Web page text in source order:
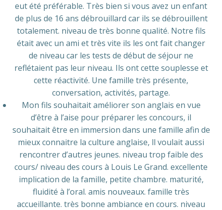
eut été préférable. Très bien si vous avez un enfant
de plus de 16 ans débrouillard car ils se débrouillent
totalement. niveau de très bonne qualité. Notre fils
était avec un ami et très vite ils les ont fait changer
de niveau car les tests de début de séjour ne
reflétaient pas leur niveau. Ils ont cette souplesse et
cette réactivité. Une famille très présente,
conversation, activités, partage.
Mon fils souhaitait améliorer son anglais en vue
d’être à l’aise pour préparer les concours, il
souhaitait être en immersion dans une famille afin de
mieux connaitre la culture anglaise, ll voulait aussi
rencontrer d’autres jeunes. niveau trop faible des
cours/ niveau des cours à Louis Le Grand. excellente
implication de la famille, petite chambre. maturité,
fluidité à l’oral. amis nouveaux. famille très
accueillante. très bonne ambiance en cours. niveau